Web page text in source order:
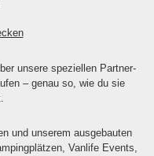
unsere speziellen Partner-
– genau so, wie du sie
und unserem ausgebauten
Vanlife Events,